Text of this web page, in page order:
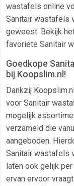
wastafels online
Sanitair wastafels
geweest. Bekijk
favoriete Sanitair
Goedkope
bij Koopslim.nl!
Dankzij
voor Sanitair
mogelijk
verzameld die
aangeboden.
Sanitair wastafels
laten ook gelijk
ervan ervoor